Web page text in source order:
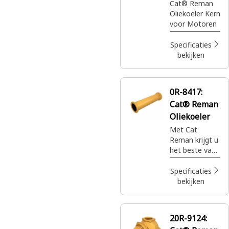
een fractie van
de prijs.
Cat® Reman
Oliekoeler Kern
voor Motoren
Specificaties
bekijken
0R-8417:
Cat® Reman
Oliekoeler
Met Cat
Reman krijgt u
het beste van
alles. De best
gebouwde
Cat®
met volledige
wanneer en
Specificaties
bekijken
20R-9124: